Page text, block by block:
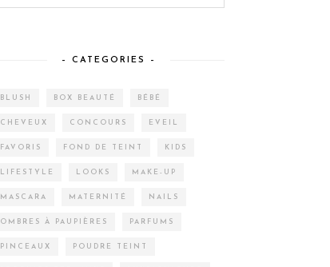
– CATEGORIES –
BLUSH BOX BEAUTÉ BÉBÉ
CHEVEUX CONCOURS EVEIL
FAVORIS FOND DE TEINT KIDS
LIFESTYLE LOOKS MAKE-UP
MASCARA MATERNITÉ NAILS
OMBRES À PAUPIÈRES PARFUMS
PINCEAUX POUDRE TEINT